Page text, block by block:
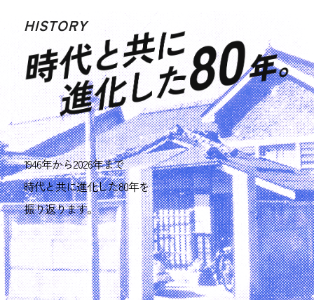
HISTORY
1946年から2026年まで
時代と共に進化した80年を
振り返ります。